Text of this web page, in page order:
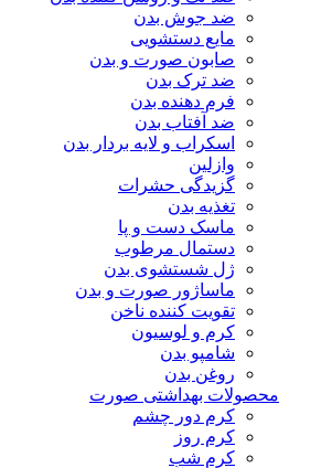
ضد جوش بدن
مایع دستشویی
صابون صورت و بدن
ضد ترک بدن
فرم دهنده بدن
ضد آفتاب بدن
اسکراب و لایه بردار بدن
وازلین
گزیدگی حشرات
تغذیه بدن
ماسک دست و پا
دستمال مرطوب
ژل شستشوی بدن
ماساژور صورت و بدن
تقویت کننده ناخن
کرم و لوسیون
شامپو بدن
روغن بدن
محصولات بهداشتی صورت
کرم دور چشم
کرم روز
کرم شب